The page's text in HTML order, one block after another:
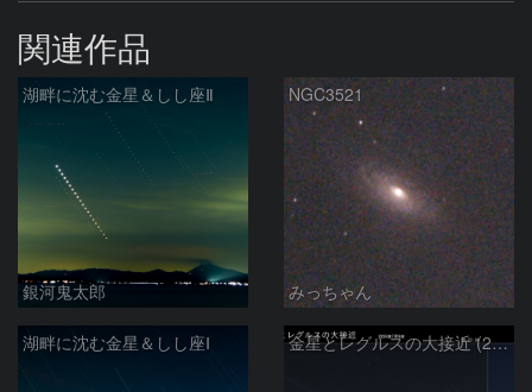
関連作品
湖畔に沈む金星＆しし座Ⅱ
銀河鬼太郎
NGC3521
みっちゃん
湖畔に沈む金星＆しし座Ⅰ 金星とレグルスの大接近 (2026/07/09)